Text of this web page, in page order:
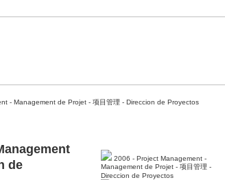
- Management de Projet - 项目管理 - Direccion de Proyectos
de
2006 - Project Management -
Management de Projet - 项目管理 -
Direccion de Proyectos